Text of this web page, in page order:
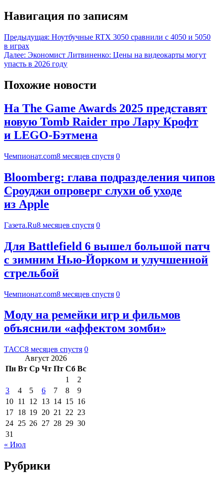
Навигация по записям
Предыдущая: Ноутбучные RTX 3050 сравнили с 4050 и 5050
в играх
Далее: Экономист Литвиненко: Цены на видеокарты могут
упасть в 2026 году
Похожие новости
На The Game Awards 2025 представят
новую Tomb Raider про Лару Крофт
и LEGO-Бэтмена
Чемпионат.com8 месяцев спустя 0
Bloomberg: глава подразделения чипов
Сроуджи опроверг слухи об уходе
из Apple
Газета.Ru8 месяцев спустя 0
Для Battlefield 6 вышел большой патч
с зимним Нью-Йорком и улучшенной
стрельбой
Чемпионат.com8 месяцев спустя 0
Моду на ремейки игр и фильмов
объяснили «аффектом зомби»
ТАСС8 месяцев спустя 0
Август 2026
Пн Вт Ср Чт Пт Сб Вс
1
2
3
4 5 6 7 8
9
10 11 12 13 14 15 16
17 18 19 20 21 22 23
24 25 26 27 28 29 30
31
« Июл
Рубрики